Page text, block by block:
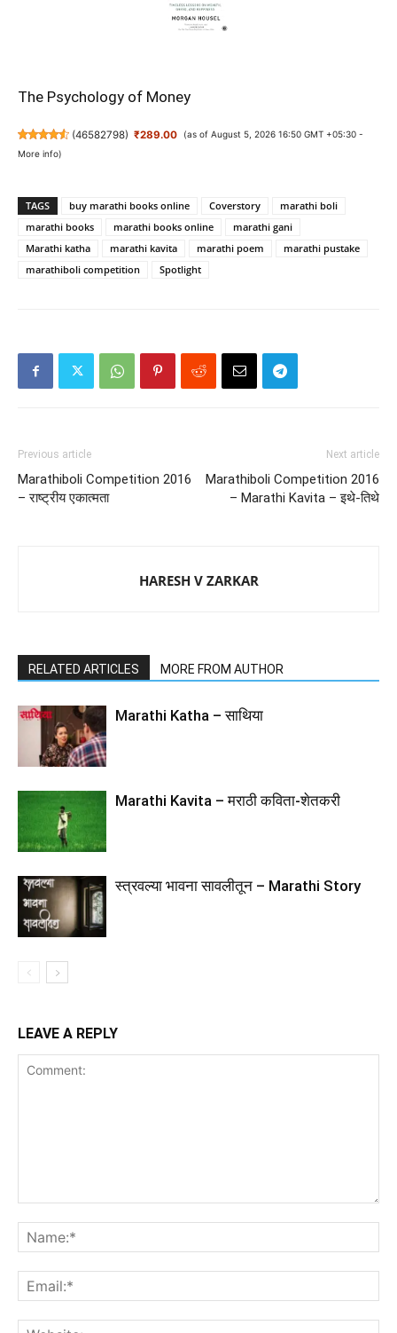
The Psychology of Money
(46582798) ₹289.00
(as of August 5, 2026 16:50 GMT +05:30 -
More info)
TAGS buy marathi books online Coverstory
marathi boli
marathi books
marathi books online
marathi gani
Marathi katha
marathi kavita marathi poem
marathi pustake
marathiboli competition
Spotlight
Previous article
Marathiboli Competition 2016
– राष्ट्रीय एकात्मता
Next article
Marathiboli Competition 2016
– Marathi Kavita – इथे-तिथे
HARESH V ZARKAR
RELATED ARTICLES MORE FROM AUTHOR
Marathi Katha – साथिया
Marathi Kavita – मराठी कविता-शेतकरी
स्त्रवल्या भावना सावलीतून – Marathi Story
LEAVE A REPLY